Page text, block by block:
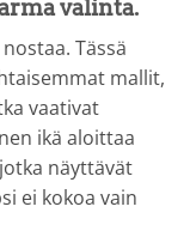
valinta.
Tässä
mallit,
vaativat
ikä aloittaa
näyttävät
ei kokoa vain